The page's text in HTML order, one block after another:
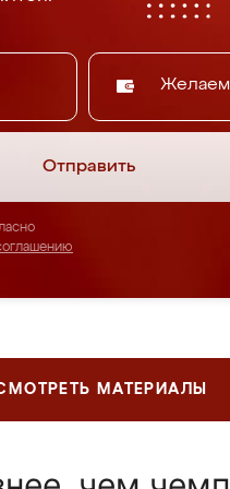
Отправить
МАТЕРИАЛЫ